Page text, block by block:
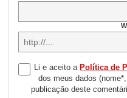
Li e aceito a Política de
dos meus dados
publicação deste